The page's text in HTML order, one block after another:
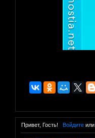
Привет, Гость! Войдитеили